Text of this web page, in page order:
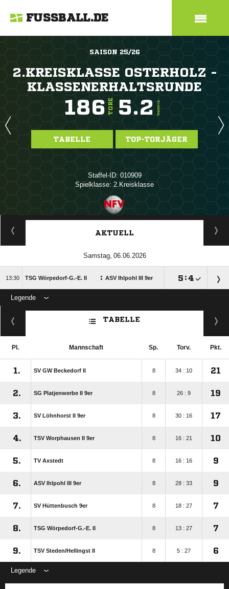
FUSSBALL.DE
SAISON 25/26
2.KREISKLASSE OSTERHOLZ -
KLASSENERHALTSRUNDE
186 TORE 5.2 TORE/SPIEL
TABELLE TOP-TORJÄGER
Staffel-ID: 010909
Spielklasse: 2.Kreisklasse
ANZEIGE
AKTUELL
 
 TSG Wörpedorf-G.-E. II : ASV Ihlpohl III 9er  :
Legende
ANZEIGE
TABELLE
Pl. Mannschaft Sp. Torv. Pkt.
1. SV GW Beckedorf II 8 34 : 10 21
2. SG Platjenwerbe II 9er 8 26 : 9 19
3. SV Löhnhorst II 9er 8 30 : 16 17
4. TSV Worphausen II 9er 8 16 : 21 10
5. TV Axstedt 8 16 : 16 9
6. ASV Ihlpohl III 9er 8 28 : 33 9
7. SV Hüttenbusch 9er 8 18 : 27 7
8. TSG Wörpedorf-G.-E. II 8 13 : 27 7
9. TSV Steden/​Hellingst II 8 5 : 27 6
Legende
ANZEIGE